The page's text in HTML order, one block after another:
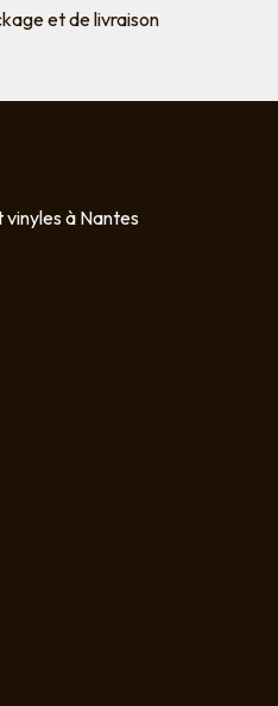
et de livraison
à Nantes